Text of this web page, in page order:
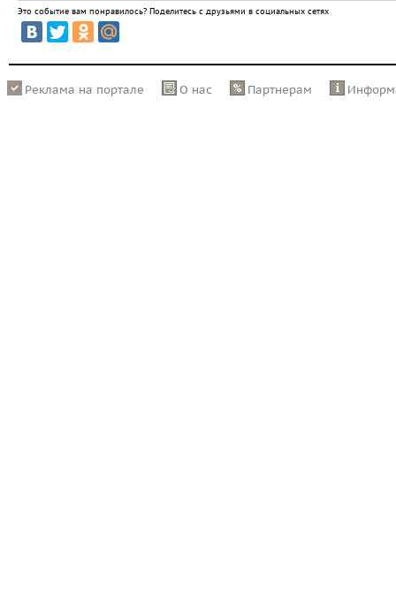
Это событие вам понравилось? Поделитесь с друзьями в социальных сетях
Реклама на портале О нас Партнерам